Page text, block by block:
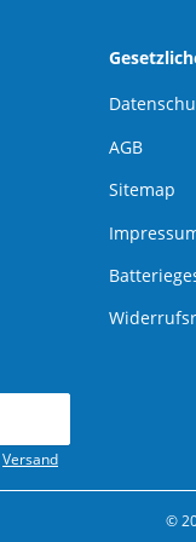
AGB
Sitemap
Versand
©